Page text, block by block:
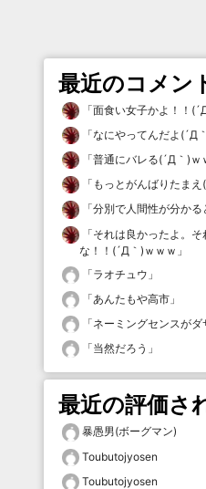
最近のコメン
「面食い女子かよ！！
「なにやってんだよ(´Д
「普通にバレる(´Д｀)ｗ
「 もっとがんばりたま
「分別で人間性が分か
「それは良かったよ。
な！！(´Д｀)ｗｗｗ 」
「ラオチュウ 」
「あんたもや高市 」
「ネーミングセンスがダ
「当然だろう 」
最近の評価さ
暴愚男(ボーグマン)
Toubutojyosen
Toubutojyosen